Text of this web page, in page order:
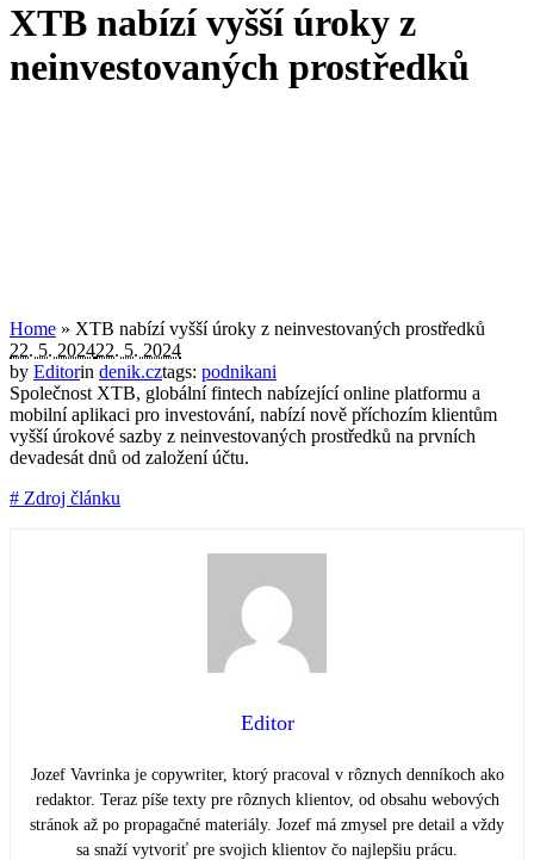
XTB nabízí vyšší úroky z
neinvestovaných prostředků
Home » XTB nabízí vyšší úroky z neinvestovaných prostředků
22. 5. 202422. 5. 2024
by Editorin denik.cztags: podnikani
Společnost XTB, globální fintech nabízející online platformu a
mobilní aplikaci pro investování, nabízí nově příchozím klientům
vyšší úrokové sazby z neinvestovaných prostředků na prvních
devadesát dnů od založení účtu.
# Zdroj článku
Editor
Jozef Vavrinka je copywriter, ktorý pracoval v rôznych denníkoch ako
redaktor. Teraz píše texty pre rôznych klientov, od obsahu webových
stránok až po propagačné materiály. Jozef má zmysel pre detail a vždy
sa snaží vytvoriť pre svojich klientov čo najlepšiu prácu.